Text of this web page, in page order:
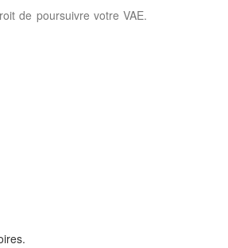
de poursuivre votre VAE.